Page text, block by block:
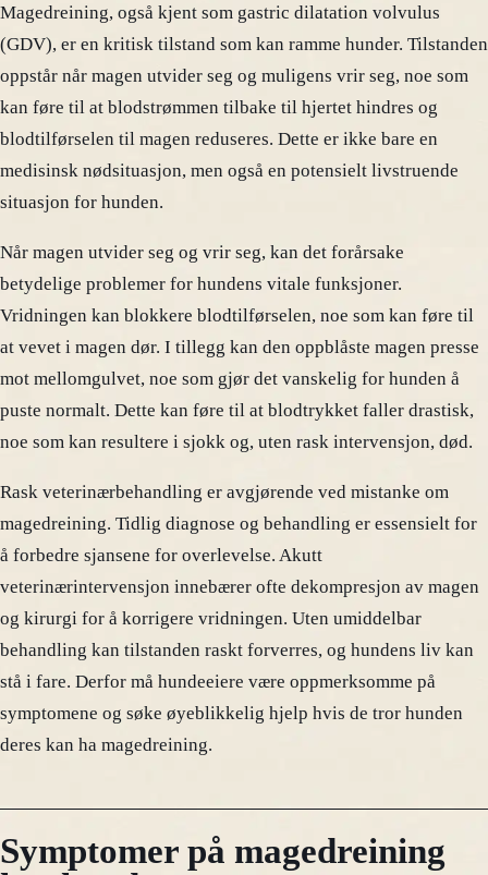
Magedreining, også kjent som gastric dilatation volvulus
(GDV), er en kritisk tilstand som kan ramme hunder. Tilstanden
oppstår når magen utvider seg og muligens vrir seg, noe som
kan føre til at blodstrømmen tilbake til hjertet hindres og
blodtilførselen til magen reduseres. Dette er ikke bare en
medisinsk nødsituasjon, men også en potensielt livstruende
situasjon for hunden.
Når magen utvider seg og vrir seg, kan det forårsake
betydelige problemer for hundens vitale funksjoner.
Vridningen kan blokkere blodtilførselen, noe som kan føre til
at vevet i magen dør. I tillegg kan den oppblåste magen presse
mot mellomgulvet, noe som gjør det vanskelig for hunden å
puste normalt. Dette kan føre til at blodtrykket faller drastisk,
noe som kan resultere i sjokk og, uten rask intervensjon, død.
Rask veterinærbehandling er avgjørende ved mistanke om
magedreining. Tidlig diagnose og behandling er essensielt for
å forbedre sjansene for overlevelse. Akutt
veterinærintervensjon innebærer ofte dekompresjon av magen
og kirurgi for å korrigere vridningen. Uten umiddelbar
behandling kan tilstanden raskt forverres, og hundens liv kan
stå i fare. Derfor må hundeeiere være oppmerksomme på
symptomene og søke øyeblikkelig hjelp hvis de tror hunden
deres kan ha magedreining.
Symptomer på magedreining